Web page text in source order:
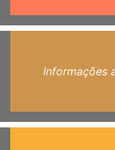
Informações